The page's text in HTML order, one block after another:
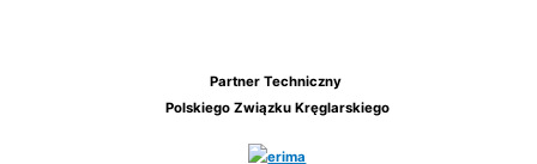
Partner Techniczny
Polskiego Związku Kręglarskiego